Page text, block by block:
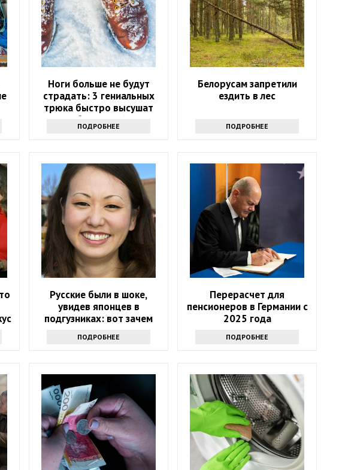
Ноги больше не будут
страдать: 3 гениальных
трюка быстро высушат
обувь зимой
ПОДРОБНЕЕ
Белорусам запретили
ездить в лес
ПОДРОБНЕЕ
Русские были в шоке,
увидев японцев в
подгузниках: вот зачем
ПОДРОБНЕЕ
Перерасчет для
пенсионеров в Германии с
2025 года
ПОДРОБНЕЕ